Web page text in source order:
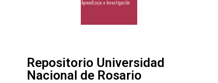
Repositorio Universidad
Nacional de Rosario